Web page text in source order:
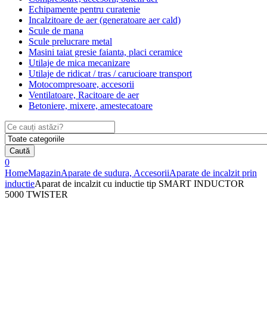
Echipamente pentru curatenie
Incalzitoare de aer (generatoare aer cald)
Scule de mana
Scule prelucrare metal
Masini taiat gresie faianta, placi ceramice
Utilaje de mica mecanizare
Utilaje de ridicat / tras / carucioare transport
Motocompresoare, accesorii
Ventilatoare, Racitoare de aer
Betoniere, mixere, amestecatoare
Search
for:
Caută
0
HomeMagazinAparate de sudura, AccesoriiAparate de incalzit prin
inductieAparat de incalzit cu inductie tip SMART INDUCTOR
5000 TWISTER